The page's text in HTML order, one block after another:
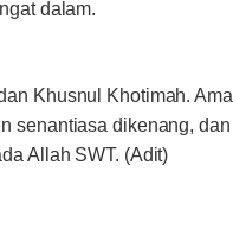
dalam.
Khusnul Khotimah.
senantiasa dikenang,
Allah SWT. (Adit)